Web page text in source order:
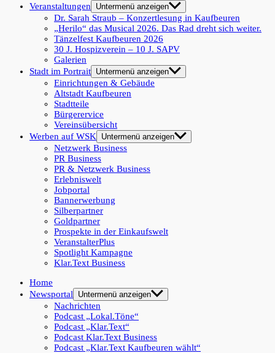
Veranstaltungen
Untermenü anzeigen
Dr. Sarah Straub – Konzertlesung in Kaufbeuren
„Herilo“ das Musical 2026. Das Rad dreht sich weiter.
Tänzelfest Kaufbeuren 2026
30 J. Hospizverein – 10 J. SAPV
Galerien
Stadt im Portrait Untermenü anzeigen
Einrichtungen & Gebäude
Altstadt Kaufbeuren
Stadtteile
Bürgerervice
Vereinsübersicht
Werben auf WSK
Untermenü anzeigen
Netzwerk Business
PR Business
PR & Netzwerk Business
Erlebniswelt
Jobportal
Bannerwerbung
Silberpartner
Goldpartner
Prospekte in der Einkaufswelt
VeranstalterPlus
Spotlight Kampagne
Klar.Text Business
Home
Newsportal
Untermenü anzeigen
Nachrichten
Podcast „Lokal.Töne“
Podcast „Klar.Text“
Podcast Klar.Text Business
Podcast „Klar.Text Kaufbeuren wählt“